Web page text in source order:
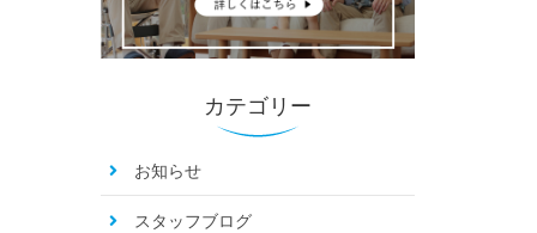
カテゴリー
お知らせ
スタッフブログ